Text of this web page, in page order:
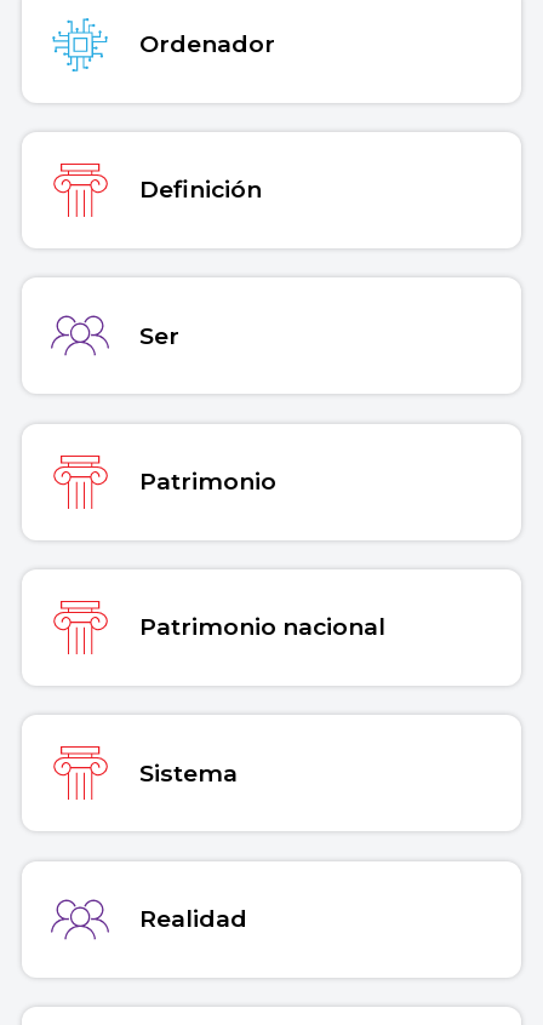
Ordenador
Definición
Ser
Patrimonio
Patrimonio nacional
Sistema
Realidad